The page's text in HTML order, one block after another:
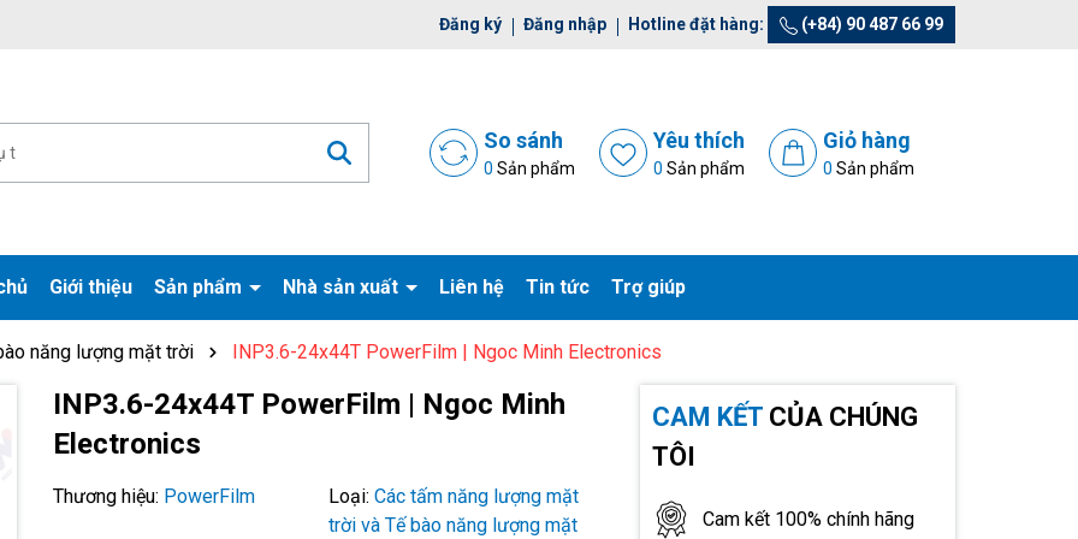
đợi bạn Đăng ký Đăng nhập Hotline đặt hàng: (+84) 90 487 66 99
So sánh
0 Sản phẩm
Yêu thích
0 Sản phẩm
Giỏ hàng
0 Sản phẩm
Giới thiệu Sản phẩm Nhà sản xuất Liên hệ Tin tức Trợ giúp
năng lượng mặt trời INP3.6-24x44T PowerFilm | Ngoc Minh Electronics
INP3.6-24x44T PowerFilm | Ngoc Minh
Electronics
Thương hiệu: PowerFilm Loại: Các tấm năng lượng mặt
trời và Tế bào năng lượng mặt
CAM KẾTCỦA CHÚNG
TÔI
Cam kết 100% chính hãng
Mã giảm giá:
Ngày hết hạn:
Điều kiện: